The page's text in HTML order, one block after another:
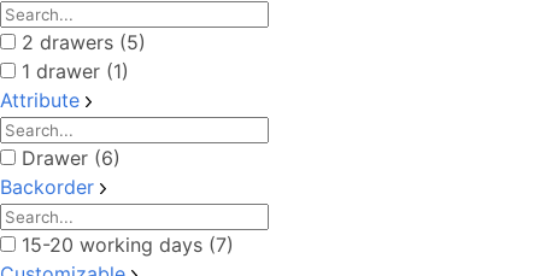
2 drawers (5)
1 drawer (1)
Attribute
Drawer (6)
Backorder
15-20 working days (7)